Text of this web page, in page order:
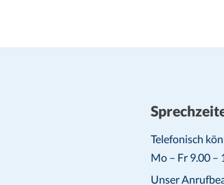
Telefonisch
Mo – Fr 9.00 –
Unser